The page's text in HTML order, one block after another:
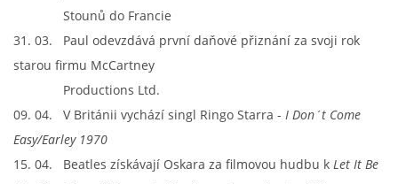
DISKOGRAFIE - ALBA RARITY
DISKOGRAFIE - ALBA RARITY II
DISKOGRAFIE - BOOTLEGY I
Stounů do Francie
31. 03. Paul odevzdává první daňové přiznání za svoji rok
starou firmu McCartney
Productions Ltd.
09. 04. V Británii vychází singl Ringo Starra - I Don´t Come
Easy/Earley 1970
15. 04. Beatles získávají Oskara za filmovou hudbu k Let It Be